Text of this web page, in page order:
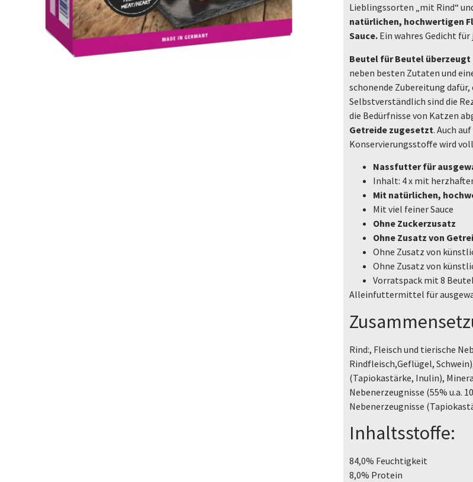
Lieblingssorten „mit Rind“
natürlichen, hochwertigen
Sauce. Ein wahres Gedicht für
Beutel für Beutel überzeugt
neben besten Zutaten und
schonende Zubereitung
Selbstverständlich sind die
die Bedürfnisse von Katzen
Getreide zugesetzt. Auch
Konservierungsstoffe wird
Nassfutter für
Inhalt: 4 x mit
Mit natürlichen,
Mit viel feiner Sauce
Ohne Zuckerzusatz
Ohne Zusatz von
Ohne Zusatz von
Ohne Zusatz von
Vorratspack mit 8
Alleinfuttermittel für
Rind:, Fleisch und tierische
Rindfleisch,Geflügel,
(Tapiokastärke, Inulin),
Nebenerzeugnisse (55% u.a.
Nebenerzeugnisse
Inhaltsstoffe:
84,0% Feuchtigkeit
8,0% Protein